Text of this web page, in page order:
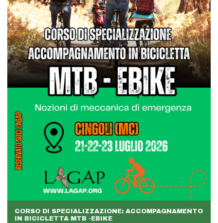
CORSO DI SPECIALIZZAZIONE: ACCOMPAGNAMENTO
IN BICICLETTA MTB -EBIKE